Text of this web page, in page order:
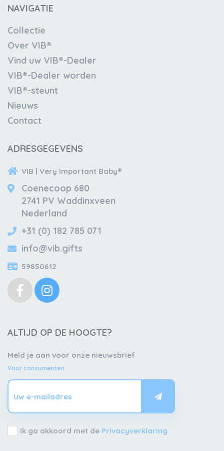
NAVIGATIE
Collectie
Over VIB®
Vind uw VIB®-Dealer
VIB®-Dealer worden
VIB®-steunt
Nieuws
Contact
ADRESGEGEVENS
VIB | Very Important Baby®
Coenecoop 680
2741 PV Waddinxveen
Nederland
+31 (0) 182 785 071
info@vib.gifts
59850612
ALTIJD OP DE HOOGTE?
Meld je aan voor onze nieuwsbrief
Voor consumenten
Ik ga akkoord met de Privacyverklaring